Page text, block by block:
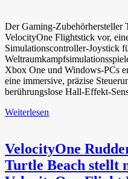
Der Gaming-Zubehörhersteller
VelocityOne Flightstick vor,
Simulationscontroller-Joystick
Xbox One und Windows-PCs
eine immersive, präzise
berührungslose Hall-Effekt-
Weiterlesen
VelocityOne
Turtle Beach stellt